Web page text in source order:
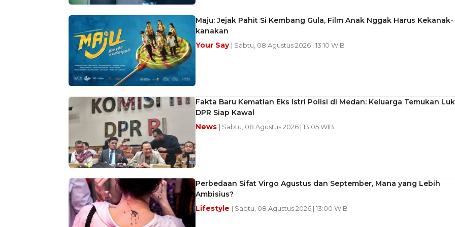
Maju: Jejak Pahit Si Kembang Gula, Film Anak Nggak Harus Kekanak-
kanakan
Your Say | Sabtu, 08 Agustus 2026 | 13:10 WIB
Fakta Baru Kematian Eks Istri Polisi di Medan: Keluarga Temukan
DPR Siap Kawal
News | Sabtu, 08 Agustus 2026 | 13:05 WIB
Perbedaan Sifat Virgo Agustus dan September, Mana yang Lebih
Ambisius?
Lifestyle | Sabtu, 08 Agustus 2026 | 13:00 WIB